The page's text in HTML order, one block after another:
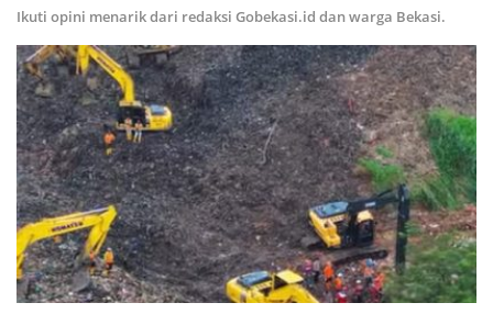
Ikuti opini menarik dari redaksi Gobekasi.id dan warga Bekasi.